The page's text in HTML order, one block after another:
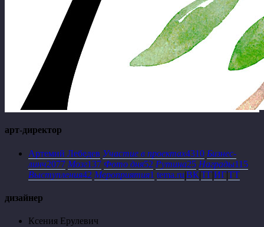
арт-директор
Артемий Лебедев Участие в проектах4310 Бизнес-
линч2077 Мозг137 Фото дня52 Рутина25 Награды115
Выступления42 Мероприятия1 tema.ru|ВК|ТГ|ИГ|ТТ
дизайнер
Ксения Ерулевич